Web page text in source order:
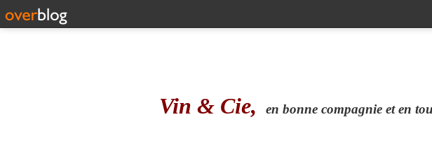
Vin & Cie, en bonne compagnie et en